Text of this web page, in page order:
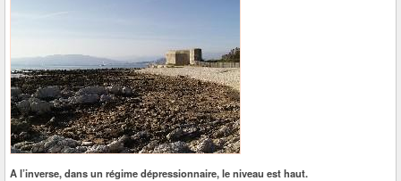
A l’inverse, dans un régime dépressionnaire, le niveau est haut.